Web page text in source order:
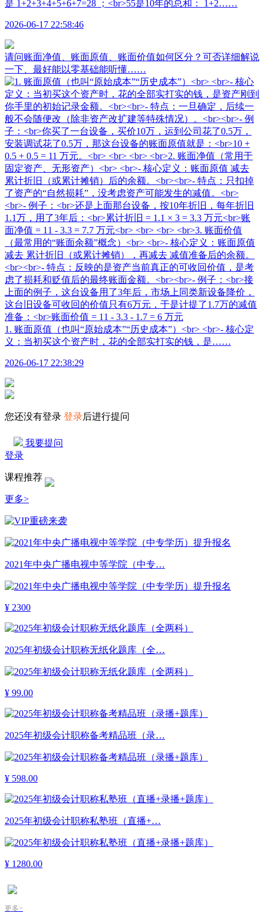
是 1+2+3+4+5+6+7=28 ；<br>55是10年的总和： 1+2……
2026-06-17 22:58:46
请问账面净值、账面原值、账面价值如何区分？可否详细解说
一下、最好能以零基础能听懂……
1. 账面原值（也叫“原始成本”“历史成本”）<br> <br>- 核心定
义：当初买这个资产时，花的全部实打实的钱，是……
2026-06-17 22:38:29
您还没有登录 登录后进行提问
我要提问
登录
课程推荐
更多>
2021年中央广播电视中等学院（中专…
¥ 2300
2025年初级会计职称无纸化题库（全…
¥ 99.00
2025年初级会计职称备考精品班（录…
¥ 598.00
2025年初级会计职称私塾班（直播+…
¥ 1280.00
更多>